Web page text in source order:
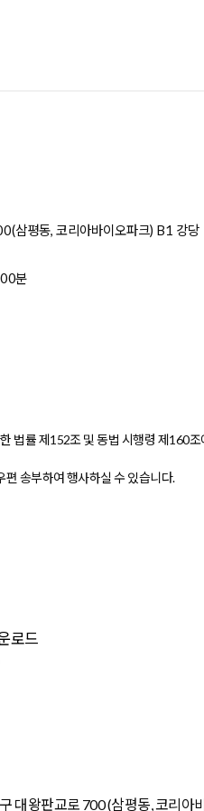
삼평동, 코리아바이오파크) B1 강당
분
법률 제152조 및 동법 시행령 제160조
편 송부하여 행사하실 수 있습니다.
로드
대왕판교로 700 (삼평동,코리아